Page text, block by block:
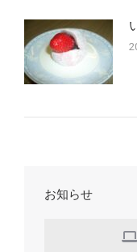
お知らせ